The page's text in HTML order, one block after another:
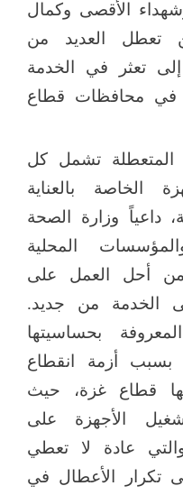
الأقصى وكمال
تعطل العديد من
إلى تعثر في الخدمة
في محافظات قطاع
المتعطلة تشمل كل
الخاصة بالعناية
داعياً وزارة الصحة
المحلية
من أحل العمل على
الخدمة من جديد.
بحساسيتها
بسبب أزمة انقطاع
قطاع غزة، حيث
الأجهزة على
والتي عادة لا تعطي
تكرار الأعطال في